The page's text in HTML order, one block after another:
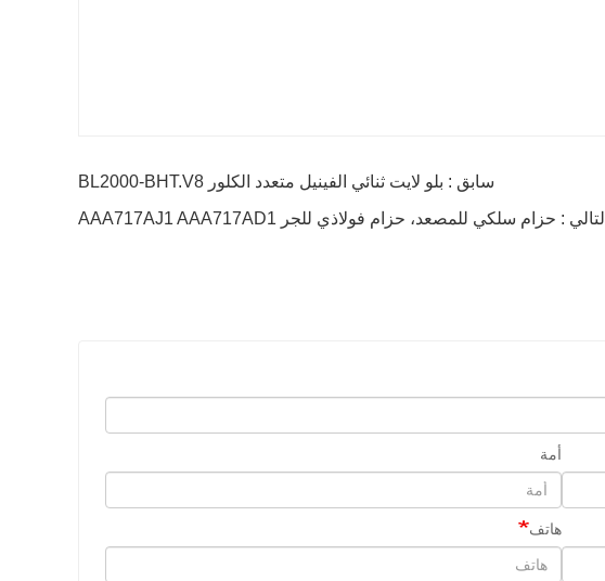
سابق : بلو لايت ثنائي الفينيل متعدد الكلور BL2000-BHT.V8
التالي : حزام سلكي للمصعد، حزام فولاذي للجر AAA717AJ1 AAA717AD1
أمة
هاتف